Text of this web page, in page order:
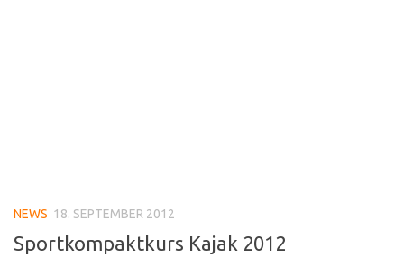
NEWS 18. SEPTEMBER 2012
Sportkompaktkurs Kajak 2012